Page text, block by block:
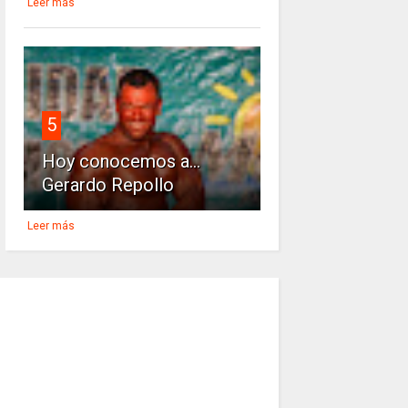
Leer más
5
Hoy conocemos a...
Gerardo Repollo
Leer más